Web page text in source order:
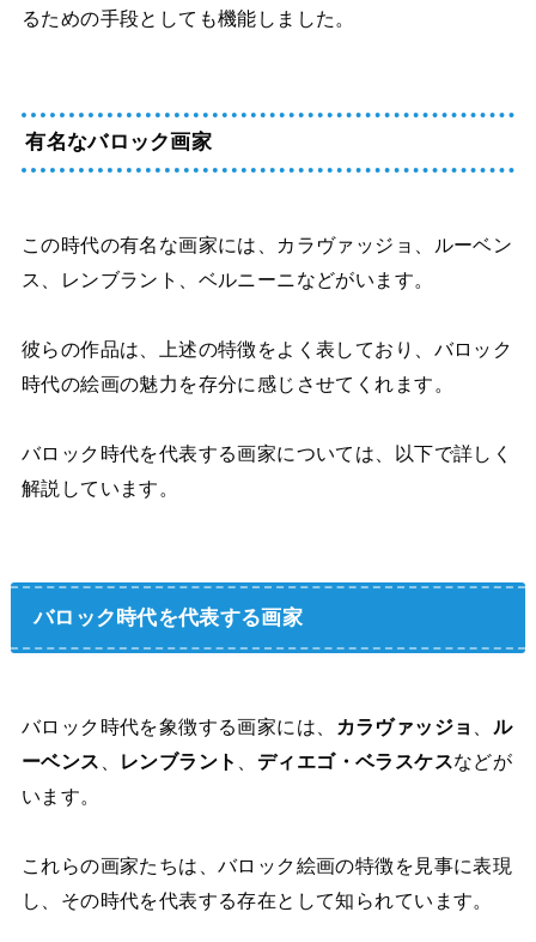
るための手段としても機能しました。
有名なバロック画家
この時代の有名な画家には、カラヴァッジョ、ルーベン
ス、レンブラント、ベルニーニなどがいます。
彼らの作品は、上述の特徴をよく表しており、バロック
時代の絵画の魅力を存分に感じさせてくれます。
バロック時代を代表する画家については、以下で詳しく
解説しています。
バロック時代を代表する画家
バロック時代を象徴する画家には、 カラヴァッジョ
ル
ーベンス
レンブラント ディエゴ・ベラスケスなどが
います。
これらの画家たちは、バロック絵画の特徴を見事に表現
し、その時代を代表する存在として知られています。